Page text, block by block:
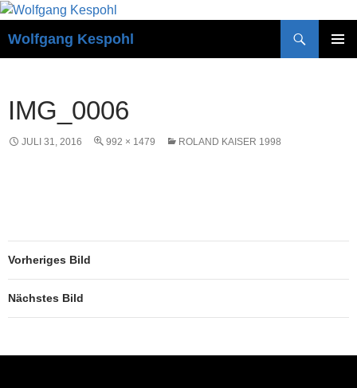
Zum
springen
Wolfgang Kespohl
IMG_0006
JULI 31, 2016 992 × 1479 ROLAND KAISER 1998
Vorheriges Bild
Nächstes Bild